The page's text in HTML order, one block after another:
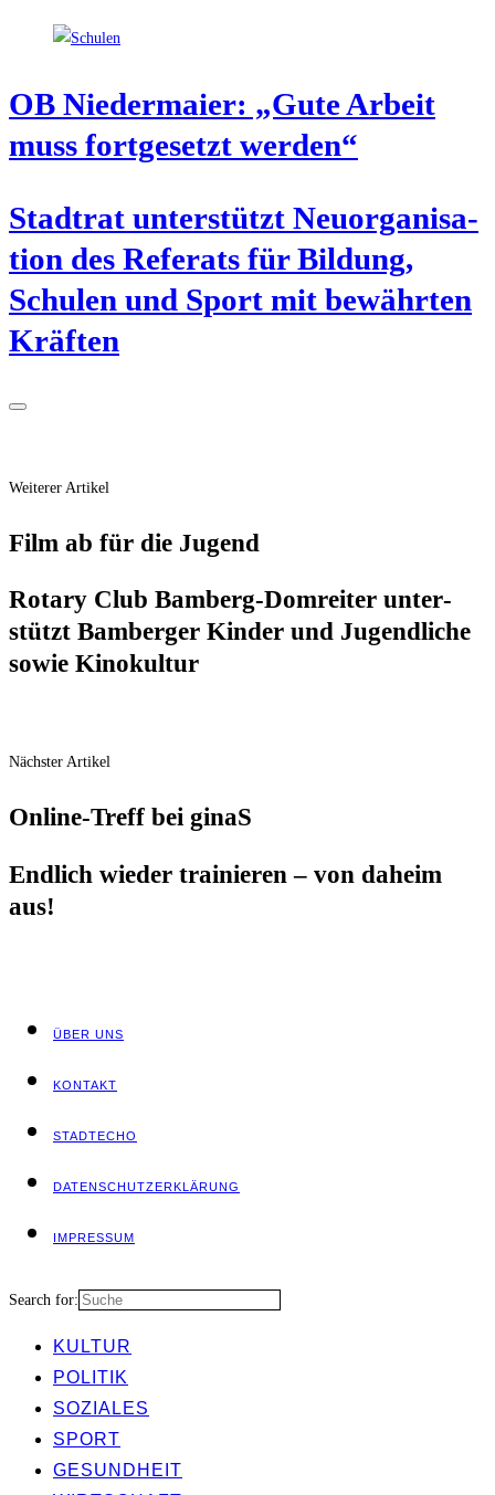
OB Nie­der­mai­er: „Gute Arbeit
muss fort­ge­setzt werden“
Stadt­rat unter­stützt Neu­or­ga­ni­sa­
ti­on des Refe­rats für Bil­dung,
Schu­len und Sport mit bewähr­ten
Kräften
Weiterer Artikel
Film ab für die Jugend
Rota­ry Club Bam­berg-Dom­rei­ter unter­
stützt Bam­ber­ger Kin­der und Jugend­li­che
sowie Kinokultur
Nächster Artikel
Online-Treff bei ginaS
End­lich wie­der trai­nie­ren – von daheim
aus!
ÜBER UNS
KON­TAKT
STADT­ECHO
DATEN­SCHUTZ­ER­KLÄ­RUNG
IMPRES­SUM
Search for:
KUL­TUR
POLI­TIK
SOZIA­LES
SPORT
GESUND­HEIT